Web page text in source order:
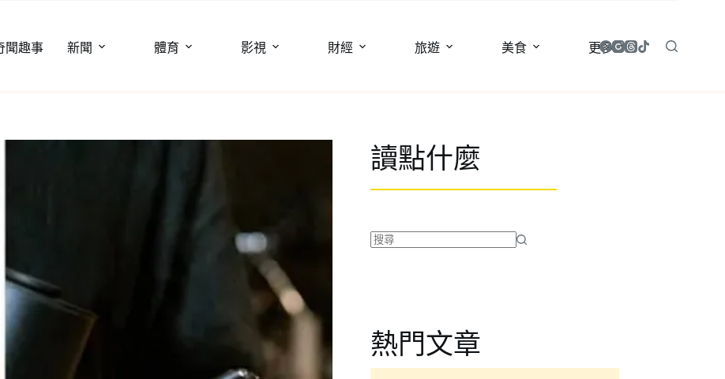
聞趣事 新聞 體育 影視 財經 旅遊 美食 更多
讀點什麼
合
條
件
熱門文章